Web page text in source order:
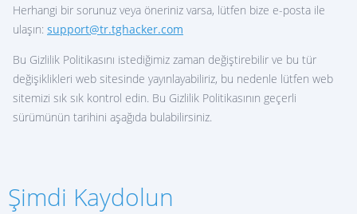
Herhangi bir sorunuz veya öneriniz varsa, lütfen bize e-posta ile
ulaşın: support@tr.tghacker.com
Bu Gizlilik Politikasını istediğimiz zaman değiştirebilir ve bu tür
değişiklikleri web sitesinde yayınlayabiliriz, bu nedenle lütfen web
sitemizi sık sık kontrol edin. Bu Gizlilik Politikasının geçerli
sürümünün tarihini aşağıda bulabilirsiniz.
Şimdi Kaydolun
ŞIMDI KAYDOLUN